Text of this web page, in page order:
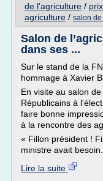
de l'agriculture /
agriculture / salon
Salon de
dans ses ...
Sur le stand de la
hommage à Xavier
En visite au salon
Républicains à
faire bonne
à la rencontre des
« Fillon président !
ministre avait besoin...
Lire la suite